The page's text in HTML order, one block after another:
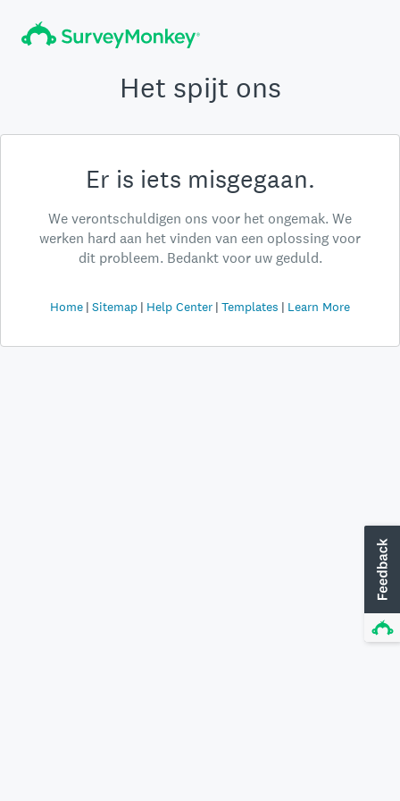
Het spijt ons
Er is iets misgegaan.
We verontschuldigen ons voor het ongemak. We
werken hard aan het vinden van een oplossing voor
dit probleem. Bedankt voor uw geduld.
Home Sitemap Help Center Templates Learn More